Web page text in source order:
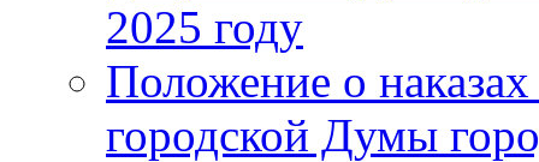
2025 году
Положение о
городской Думы